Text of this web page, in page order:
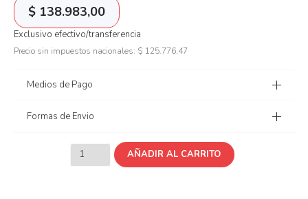
$138.983,00
Exclusivo efectivo/transferencia
Precio sin impuestos nacionales: $ 125.776,47
Medios de Pago
Formas de Envio
AÑADIR AL CARRITO